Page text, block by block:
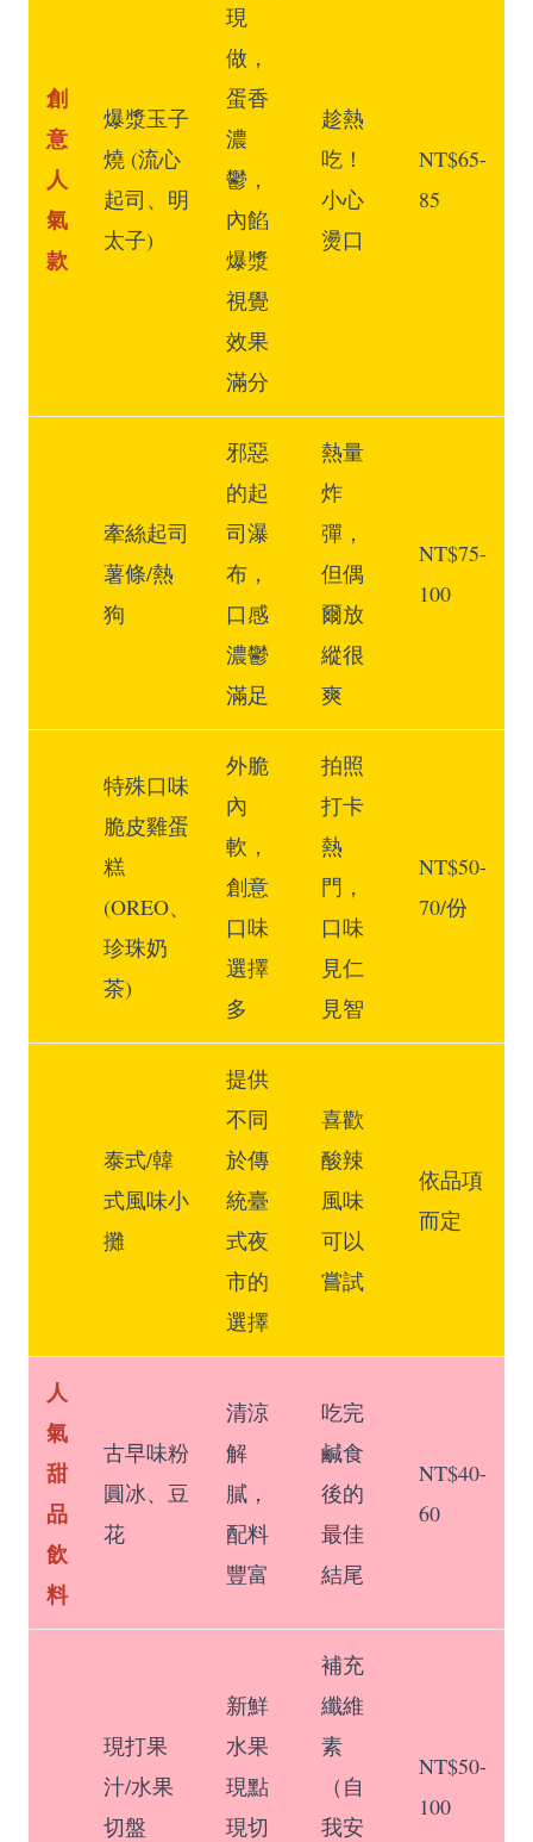
創
意
人
氣
款
爆漿玉子
燒 (流心
起司、明
太子)
現
做，
蛋香
濃
鬱，
內餡
爆漿
視覺
效果
滿分
趁熱
吃！
小心
燙口
NT$65-
85
牽絲起司
薯條/熱
狗
邪惡
的起
司瀑
布，
口感
濃鬱
滿足
熱量
炸
彈，
但偶
爾放
縱很
爽
NT$75-
100
特殊口味
脆皮雞蛋
糕
(OREO、
珍珠奶
茶)
外脆
內
軟，
創意
口味
選擇
多
拍照
打卡
熱
門，
口味
見仁
見智
NT$50-
70/份
泰式/韓
式風味小
攤
提供
不同
於傳
統臺
式夜
市的
選擇
喜歡
酸辣
風味
可以
嘗試
依品項
而定
人
氣
甜
品
飲
料
古早味粉
圓冰、豆
花
清涼
解
膩，
配料
豐富
吃完
鹹食
後的
最佳
結尾
NT$40-
60
現打果
汁/水果
切盤
新鮮
水果
現點
現切
補充
纖維
素
（自
我安
NT$50-
100